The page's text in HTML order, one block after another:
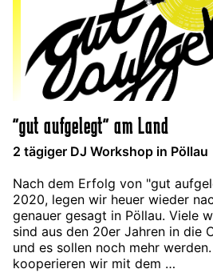
"gut aufgelegt" am Land
2 tägiger DJ Workshop in Pöllau
Nach dem Erfolg von "gut
2020, legen wir heuer wieder
genauer gesagt in Pöllau. Viele
sind aus den 20er Jahren in die
und es sollen noch mehr
kooperieren wir mit dem …